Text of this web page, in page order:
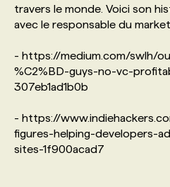
PROGRAMMES DE
FAQ
ANNONCEZ AVEC NOUS
travers le monde. Voici son
avec le responsable du
- https://medium.com/swlh/
%C2%BD-guys-no-vc-
307eb1ad1b0b
- https://
figures-helping-developers-
sites-1f900acad7